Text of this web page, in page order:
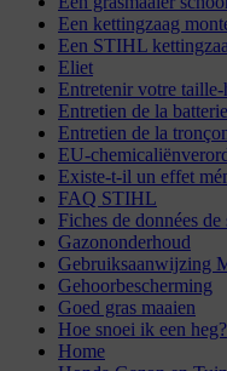
Een kettingzaag
Een STIHL
Eliet
Entretenir votre taille-
Entretien de la batterie
Entretien de la
EU-
Existe-t-il un effet
FAQ STIHL
Fiches de données de
Gazononderhoud
Gebruiksaanwijzing
Gehoorbescherming
Goed gras maaien
Hoe snoei ik een heg?
Home